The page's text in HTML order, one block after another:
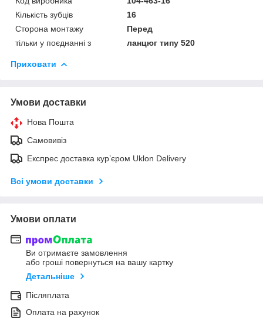
Кількість зубців
16
Сторона монтажу
Перед
тільки у поєднанні з
ланцюг типу 520
Приховати
Умови доставки
Нова Пошта
Самовивіз
Експрес доставка кур’єром Uklon Delivery
Всі умови доставки
Умови оплати
Ви отримаєте замовлення
або гроші повернуться на вашу картку
Детальніше
Післяплата
Оплата на рахунок